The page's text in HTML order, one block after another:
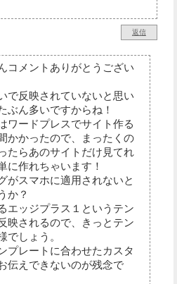
返信
コメントありがとうござい
で反映されていないと思い
ぶん多いですからね！
ワードプレスでサイト作る
かかったので、まったくの
たらあのサイトだけ見てれ
に作れちゃいます！
がスマホに適用されないと
か？
エッジプラス１というテン
映されるので、きっとテン
でしょう。
プレートに合わせたカスタ
伝えできないのが残念で